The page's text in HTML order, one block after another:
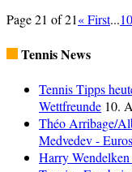
Page 21 of 21« First...10
Tennis News
Tennis Tipps
Wettfreunde 10.
Théo Arribage/
Medvedev -
Harry